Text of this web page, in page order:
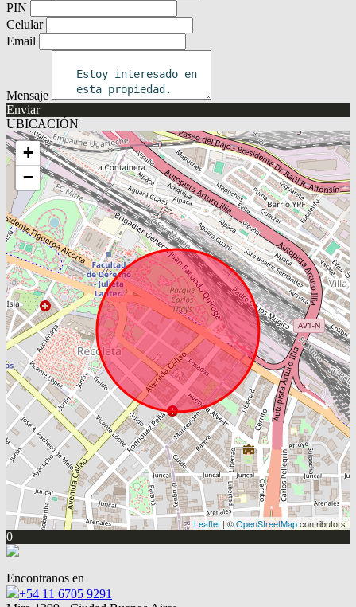
PIN
Celular
Email
Mensaje
Enviar
UBICACIÓN
+
−
Leaflet| ©OpenStreetMapcontributors
0
Encontranos en
+54 11 6705 9291